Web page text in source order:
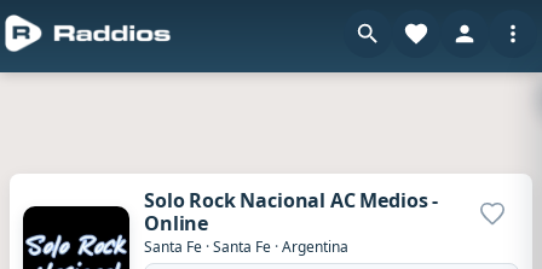
Solo Rock Nacional AC Medios -
Online
Santa Fe ·Santa Fe ·Argentina